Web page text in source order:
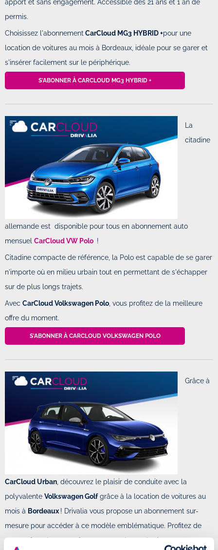
apport et sans engagement. Accessible dès 21 ans et 1 an de
permis.
Choisissez l'abonnement CarCloud MG3 HYBRID +pour une
location de voitures au mois à Bordeaux, idéale pour se garer et
s'insérer facilement sur le périphérique.
S'ABONNER À CARCLOUD MG3 HYBRID +
La
citadine
allemande est disponible pour tous en abonnement auto
mensuel CarCloud VW Polo !
Citadine compacte de référence, la Polo est capable de se garer
n'importe où en milieu urbain tout en permettant de s'échapper
sur de plus longs trajets.
Avec CarCloud Volkswagen Polo , vous profitez de la meilleure
offre du moment.
S'ABONNER À CARCLOUD VOLKSWAGEN POLO
Grâce à
CarCloud Urban , découvrez le plaisir de conduite avec la
polyvalente Volkswagen Golfgrâce à la location de voitures au
mois à Bordeaux ! Drivalia vous propose un abonnement sur-
mesure pour accéder à ce modèle emblématique. Profitez de
son confort, de ses performances et de ses équipements